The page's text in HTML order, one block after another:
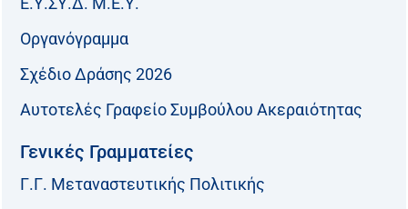
Οργανόγραμμα
Σχέδιο Δράσης 2026
Αυτοτελές Γραφείο Συμβούλου Ακεραιότητας
Γενικές Γραμματείες
Γ.Γ. Μεταναστευτικής Πολιτικής